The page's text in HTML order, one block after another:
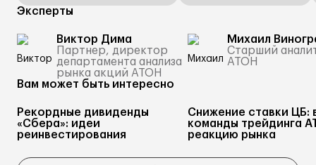
Эксперты
Виктор Дима
Партнер, директор
департамента анализа
рынка акций АТОН
Михаил
Старший
АТОН
Вам может быть интересно
Рекордные дивиденды
«Сбера»: идеи
реинвестирования
Снижение ставки ЦБ:
команды трейдинга
реакцию рынка